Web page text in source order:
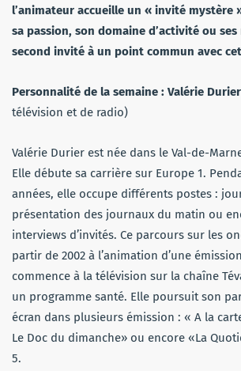
l’animateur accueille un « invité mystère
sa passion, son domaine d’activité ou
second invité à un point commun avec
Personnalité de la semaine : Valérie Durier
télévision et de radio)
Valérie Durier est née dans le Val-de-
Elle débute sa carrière sur Europe 1.
années, elle occupe différents postes :
présentation des journaux du matin ou
interviews d’invités. Ce parcours sur les
partir de 2002 à l’animation d’une
commence à la télévision sur la chaîne
un programme santé. Elle poursuit son
écran dans plusieurs émission : « A la
Le Doc du dimanche» ou encore «La
5.